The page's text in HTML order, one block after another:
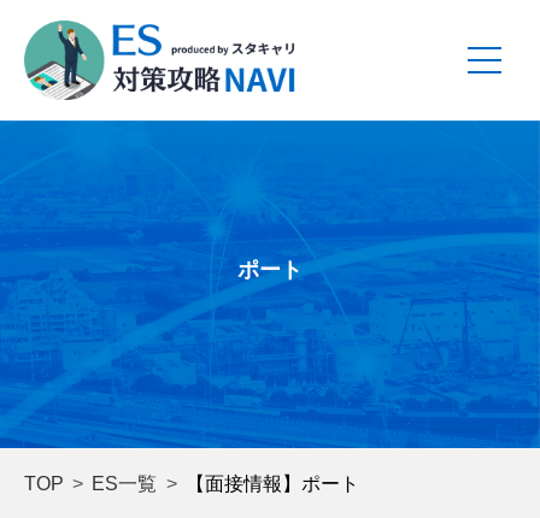
ポート
TOP ES一覧 【面接情報】ポート